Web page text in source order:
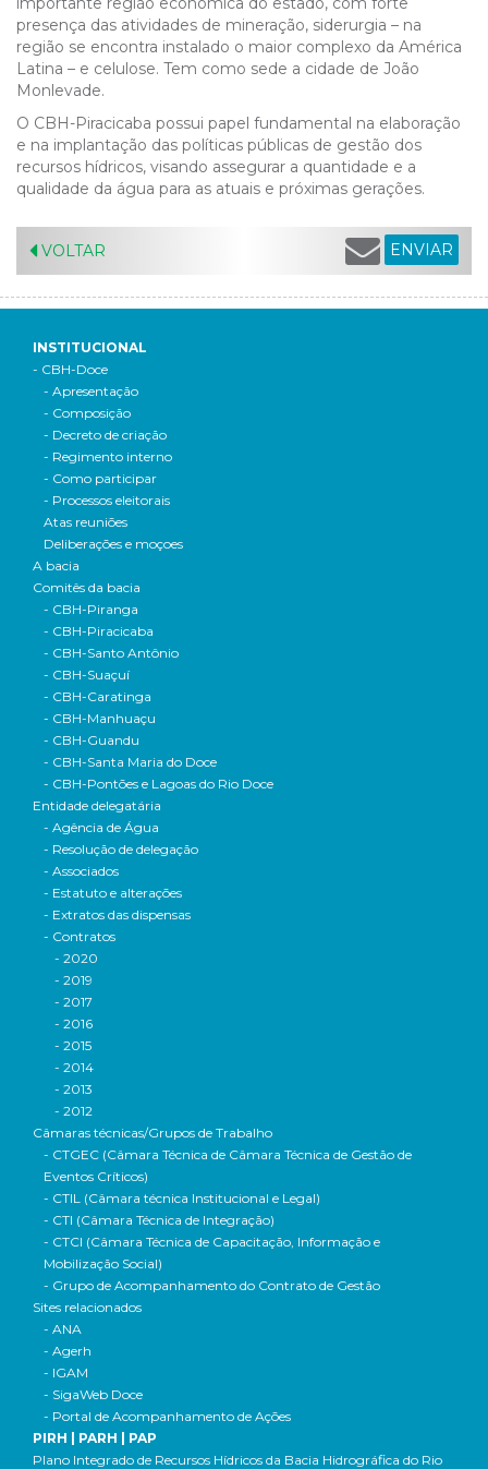
presença das atividades de mineração, siderurgia – na
região se encontra instalado o maior complexo da América
Latina – e celulose. Tem como sede a cidade de João
Monlevade.
O CBH-Piracicaba possui papel fundamental na elaboração
e na implantação das políticas públicas de gestão dos
recursos hídricos, visando assegurar a quantidade e a
qualidade da água para as atuais e próximas gerações.
VOLTAR ENVIAR
INSTITUCIONAL
- CBH-Doce
- Apresentação
- Composição
- Decreto de criação
- Regimento interno
- Como participar
- Processos eleitorais
Atas reuniões
Deliberações e moçoes
A bacia
Comitês da bacia
- CBH-Piranga
- CBH-Piracicaba
- CBH-Santo Antônio
- CBH-Suaçuí
- CBH-Caratinga
- CBH-Manhuaçu
- CBH-Guandu
- CBH-Santa Maria do Doce
- CBH-Pontões e Lagoas do Rio Doce
Entidade delegatária
- Agência de Água
- Resolução de delegação
- Associados
- Estatuto e alterações
- Extratos das dispensas
- Contratos
- 2020
- 2019
- 2017
- 2016
- 2015
- 2014
- 2013
- 2012
Câmaras técnicas/Grupos de Trabalho
- CTGEC (Câmara Técnica de Câmara Técnica de Gestão de
Eventos Críticos)
- CTIL (Câmara técnica Institucional e Legal)
- CTI (Câmara Técnica de Integração)
- CTCI (Câmara Técnica de Capacitação, Informação e
Mobilização Social)
- Grupo de Acompanhamento do Contrato de Gestão
Sites relacionados
- ANA
- Agerh
- IGAM
- SigaWeb Doce
- Portal de Acompanhamento de Ações
PIRH | PARH | PAP
Plano Integrado de Recursos Hídricos da Bacia Hidrográfica do Rio